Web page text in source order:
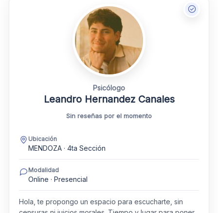
Psicólogo
Leandro Hernandez Canales
Sin reseñas por el momento
Ubicación
MENDOZA · 4ta Sección
Modalidad
Online · Presencial
Hola, te propongo un espacio para escucharte, sin